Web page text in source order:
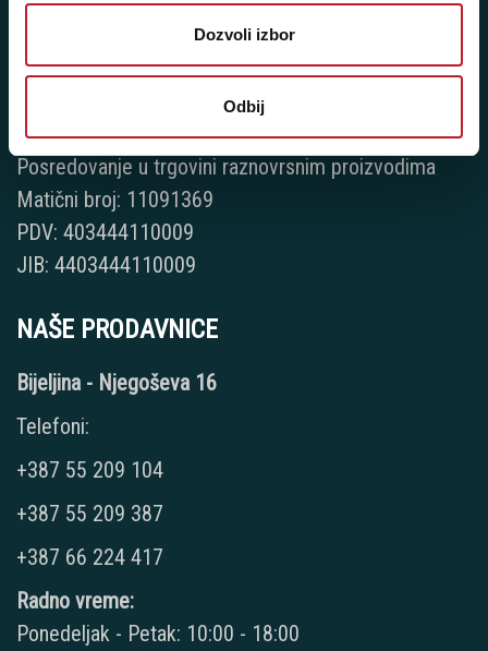
Dozvoli izbor
Odbij
Šifra djelatnosti: 46.19
Posredovanje u trgovini raznovrsnim proizvodima
Matični broj: 11091369
PDV: 403444110009
JIB: 4403444110009
NAŠE PRODAVNICE
Bijeljina - Njegoševa 16
Telefoni:
+387 55 209 104
+387 55 209 387
+387 66 224 417
Radno vreme:
Ponedeljak - Petak: 10:00 - 18:00